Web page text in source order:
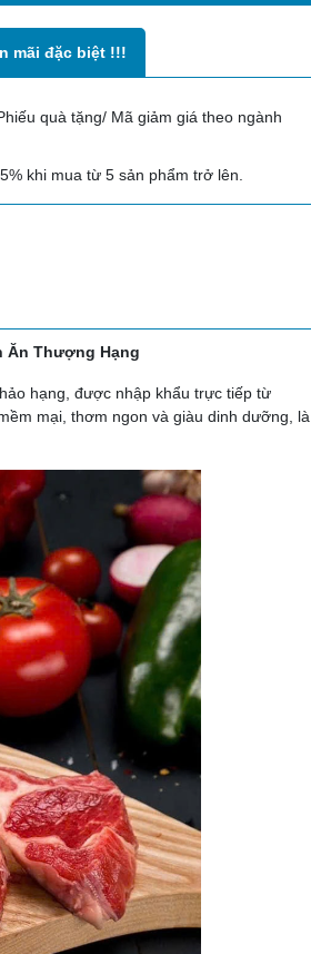
mãi đặc biệt !!!
quà tặng/ Mã giảm giá theo ngành
khi mua từ 5 sản phẩm trở lên.
Ăn Thượng Hạng
hạng, được nhập khẩu trực tiếp từ
mại, thơm ngon và giàu dinh dưỡng, là